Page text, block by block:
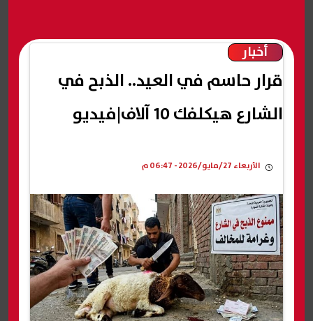
أخبار
قرار حاسم في العيد.. الذبح في
الشارع هيكلفك 10 آلاف|فيديو
الأربعاء 27/مايو/2026 - 06:47 م